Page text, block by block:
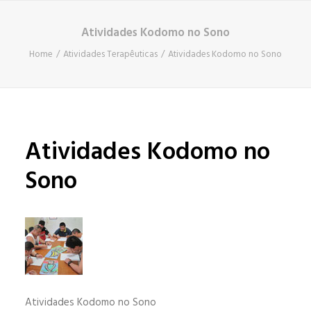
Atividades Kodomo no Sono
Home Atividades Terapêuticas Atividades Kodomo no Sono
Atividades Kodomo no
Sono
Atividades Kodomo no Sono